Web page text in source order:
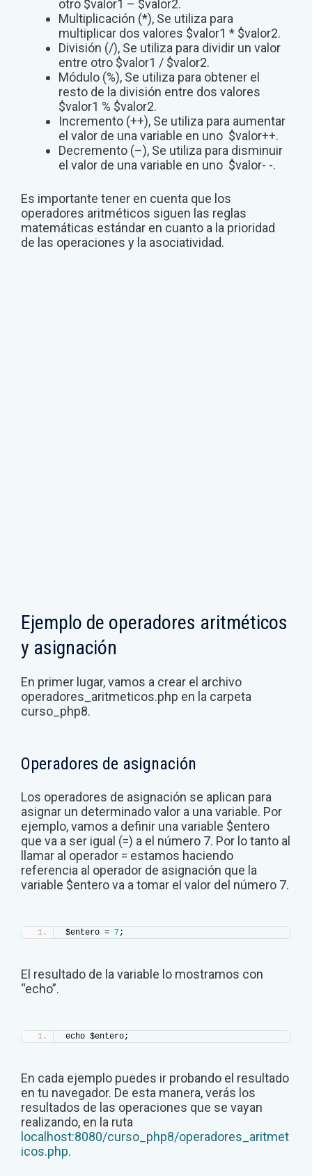
otro $valor1 – $valor2.
Multiplicación (*), Se utiliza para
multiplicar dos valores $valor1 * $valor2.
División (/), Se utiliza para dividir un valor
entre otro $valor1 / $valor2.
Módulo (%), Se utiliza para obtener el
resto de la división entre dos valores
$valor1 % $valor2.
Incremento (++), Se utiliza para aumentar
el valor de una variable en uno $valor++.
Decremento (–), Se utiliza para disminuir
el valor de una variable en uno $valor- -.
Es importante tener en cuenta que los
operadores aritméticos siguen las reglas
matemáticas estándar en cuanto a la prioridad
de las operaciones y la asociatividad.
Ejemplo de operadores aritméticos
y asignación
En primer lugar, vamos a crear el archivo
operadores_aritmeticos.php en la carpeta
curso_php8.
Operadores de asignación
Los operadores de asignación se aplican para
asignar un determinado valor a una variable. Por
ejemplo, vamos a definir una variable $entero
que va a ser igual (=) a el número 7. Por lo tanto al
llamar al operador = estamos haciendo
referencia al operador de asignación que la
variable $entero va a tomar el valor del número 7.
$entero = 7;
El resultado de la variable lo mostramos con
“echo”.
echo $entero;
En cada ejemplo puedes ir probando el resultado
en tu navegador. De esta manera, verás los
resultados de las operaciones que se vayan
realizando, en la ruta
localhost:8080/curso_php8/operadores_aritmet
icos.php.